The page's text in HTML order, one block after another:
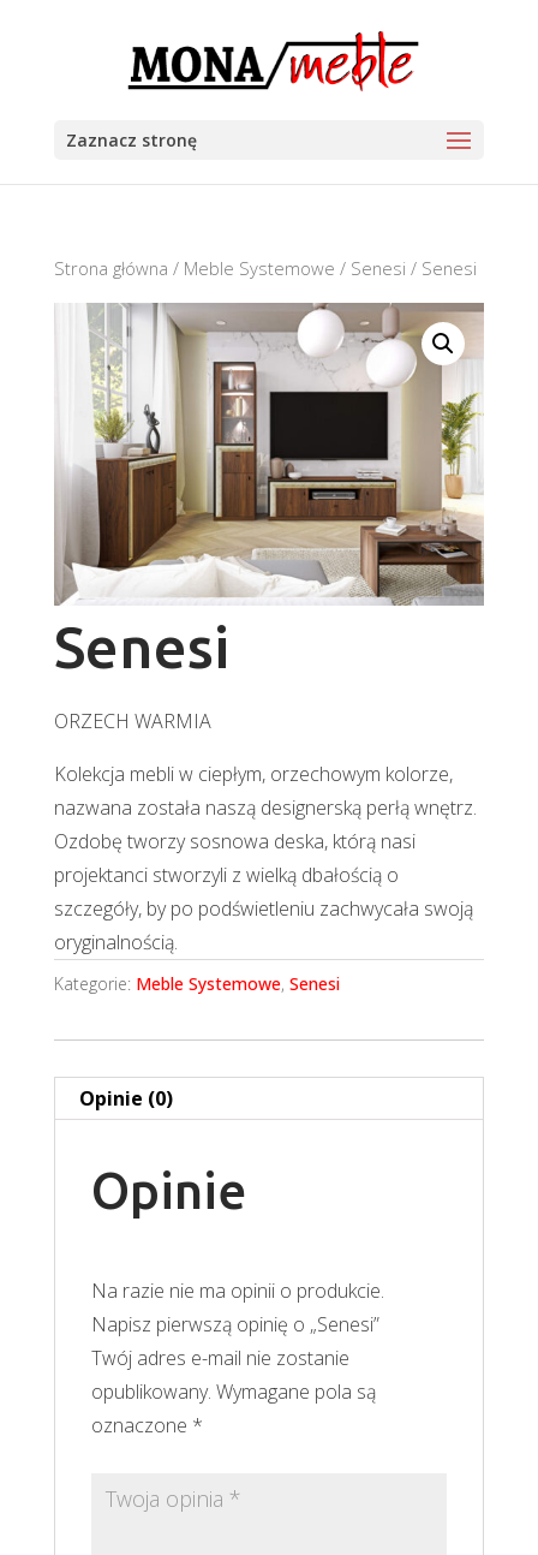
Zaznacz stronę
Strona główna / Meble Systemowe / Senesi / Senesi
Senesi
ORZECH WARMIA
Kolekcja mebli w ciepłym, orzechowym kolorze,
nazwana została naszą designerską perłą wnętrz.
Ozdobę tworzy sosnowa deska, którą nasi
projektanci stworzyli z wielką dbałością o
szczegóły, by po podświetleniu zachwycała swoją
oryginalnością.
Kategorie: Meble Systemowe, Senesi
Opinie (0)
Opinie
Na razie nie ma opinii o produkcie.
Napisz pierwszą opinię o „Senesi”
Twój adres e-mail nie zostanie
opublikowany. Wymagane pola są
oznaczone *